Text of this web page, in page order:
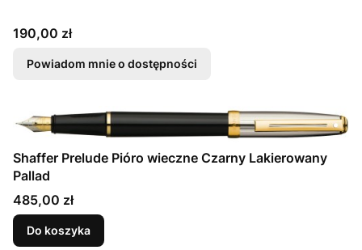
Cena
190,00 zł
Powiadom mnie o dostępności
Shaffer Prelude Pióro wieczne Czarny Lakierowany
Pallad
Cena
485,00 zł
Do koszyka